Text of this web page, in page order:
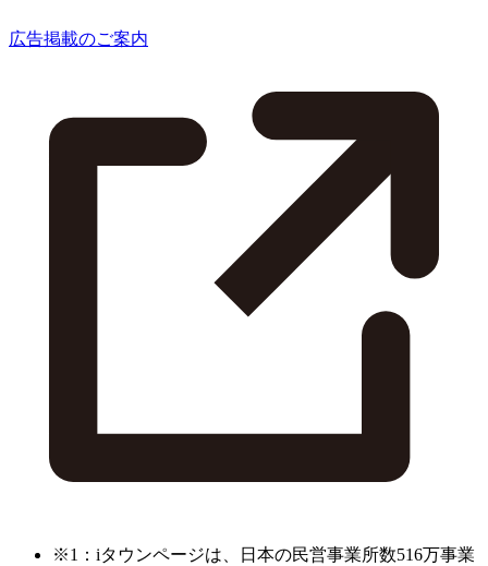
広告掲載のご案内
※1：iタウンページは、日本の民営事業所数516万事業